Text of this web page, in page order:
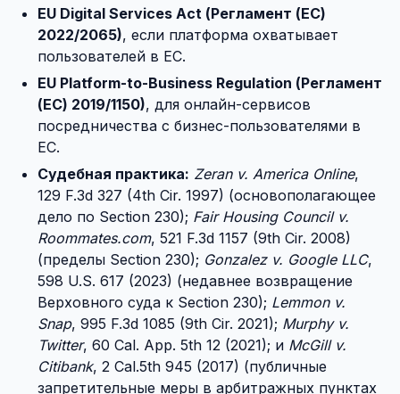
EU Digital Services Act (Регламент (ЕС)
2022/2065), если платформа охватывает
пользователей в ЕС.
EU Platform-to-Business Regulation (Регламент
(ЕС) 2019/1150), для онлайн-сервисов
посредничества с бизнес-пользователями в
ЕС.
Судебная практика: Zeran v. America Online,
129 F.3d 327 (4th Cir. 1997) (основополагающее
дело по Section 230); Fair Housing Council v.
Roommates.com, 521 F.3d 1157 (9th Cir. 2008)
(пределы Section 230); Gonzalez v. Google LLC,
598 U.S. 617 (2023) (недавнее возвращение
Верховного суда к Section 230); Lemmon v.
Snap, 995 F.3d 1085 (9th Cir. 2021); Murphy v.
Twitter, 60 Cal. App. 5th 12 (2021); и McGill v.
Citibank, 2 Cal.5th 945 (2017) (публичные
запретительные меры в арбитражных пунктах